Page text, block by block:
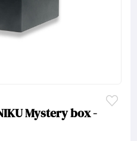
Mystery box -